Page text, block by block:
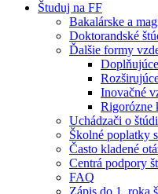
Študuj na FF
Bakalárske a
Doktorandské
Ďalšie formy
Inovačné
Rigorózne
Uchádzači o
Školné poplatky
Často kladené
Centrá podpory
FAQ
Zápis do 1. roka